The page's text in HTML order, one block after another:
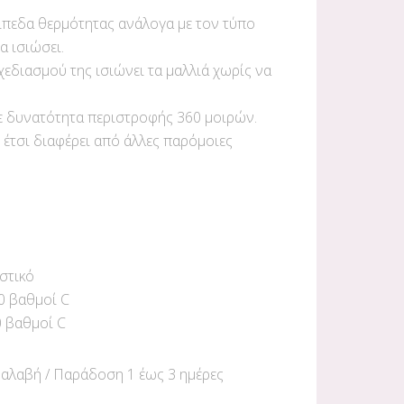
θερμότητας ανάλογα με τον τύπο
ισιώσει.
της ισιώνει τα μαλλιά χωρίς να
δυνατότητα περιστροφής 360 μοιρών.
διαφέρει από άλλες παρόμοιες
βαθμοί C
βαθμοί C
/ Παράδoση 1 έως 3 ημέρες